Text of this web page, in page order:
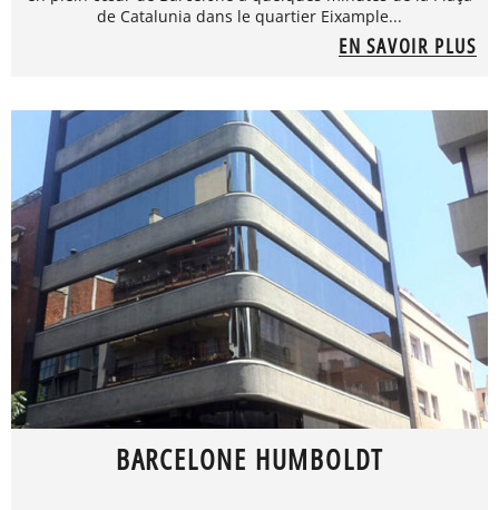
de Catalunia dans le quartier Eixample...
EN SAVOIR PLUS
BARCELONE HUMBOLDT